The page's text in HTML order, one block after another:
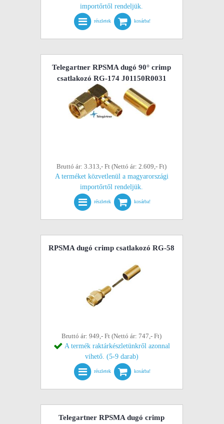
importőrtől rendeljük.
részletek kosárba!
Telegartner RPSMA dugó 90° crimp
csatlakozó RG-174 J01150R0031
Bruttó ár: 3.313,- Ft (Nettó ár: 2.609,- Ft)
A terméket közvetlenül a magyarországi
importőrtől rendeljük.
részletek kosárba!
RPSMA dugó crimp csatlakozó RG-58
Bruttó ár: 949,- Ft (Nettó ár: 747,- Ft)
A termék raktárkészletünkről azonnal
vihető. (5-9 darab)
részletek kosárba!
Telegartner RPSMA dugó crimp